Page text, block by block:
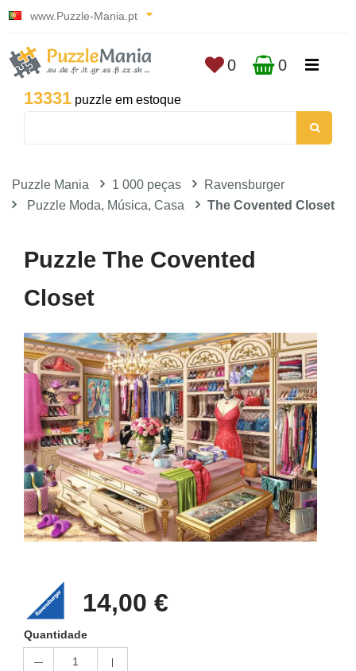
www.Puzzle-Mania.pt
13331 puzzle em estoque
0 0
Puzzle Mania 1 000 peças
Ravensburger
Puzzle Moda, Música, Casa
The Covented Closet
Puzzle The Covented
Closet
14,00 €
Quantidade
1